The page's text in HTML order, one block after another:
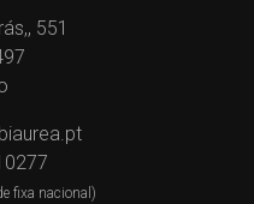
551
fixa nacional)